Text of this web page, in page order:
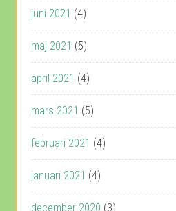
juni 2021 (4)
maj 2021 (5)
april 2021 (4)
mars 2021 (5)
februari 2021 (4)
januari 2021 (4)
december 2020 (3)